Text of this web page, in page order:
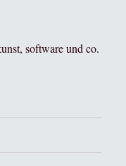
software und co.